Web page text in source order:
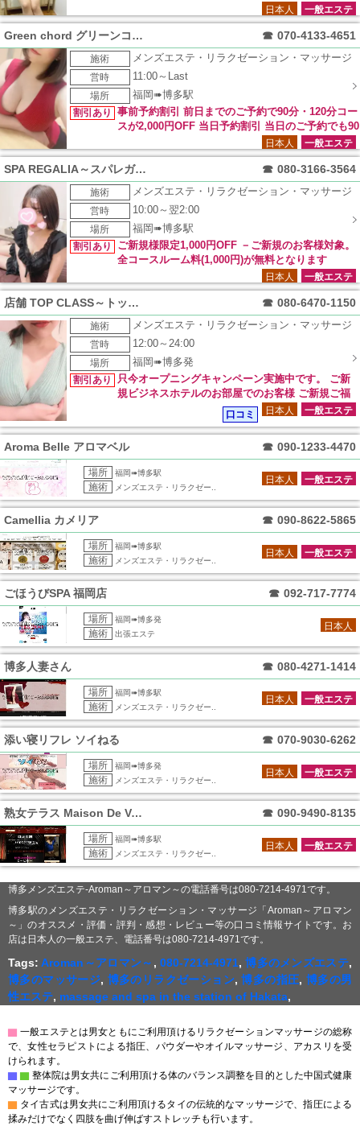
0円～ 西区、早良区、城南区 3000円～ チェンジ 3000円 キャ
ンセル 3000円交通費
一般エステ
日本人
Green chord グリーンコード ☎ 070-4133-4651
施術
メンズエステ・リラクゼーション・マッサージ
営時
11:00～Last
場所
福岡➠博多駅
割引あり
事前予約割引 前日までのご予約で90分・120分コー
スが2,000円OFF 当日予約割引 当日のご予約でも90
一般エステ
日本人
SPA REGALIA～スパレガリア～ ☎ 080-3166-3564
施術
メンズエステ・リラクゼーション・マッサージ
営時
10:00～翌2:00
場所
福岡➠博多駅
割引あり
ご新規様限定1,000円OFF －ご新規のお客様対象。
全コースルーム料(1,000円)が無料となります
一般エステ
日本人
店舗 TOP CLASS～トップクラス～ ☎ 080-6470-1150
施術
メンズエステ・リラクゼーション・マッサージ
営時
12:00～24:00
場所
福岡➠博多発
割引あり
只今オープニングキャンペーン実施中です。 ご新
規ビジネスホテルのお部屋でのお客様 ご新規ご福
岡市内中心部のご自宅のお客様 リピートご利用の皆様 ※通常
一般エステ
日本人
口コミ
Aroma Belle アロマベル ☎ 090-1233-4470
場所 福岡➠博多駅
施術 メンズエステ・リラクゼー..
一般エステ
日本人
Camellia カメリア ☎ 090-8622-5865
場所 福岡➠博多駅
施術 メンズエステ・リラクゼー..
一般エステ
日本人
ごほうびSPA 福岡店 ☎ 092-717-7774
場所 福岡➠博多発
施術 出張エステ
日本人
博多人妻さん ☎ 080-4271-1414
場所 福岡➠博多駅
施術 メンズエステ・リラクゼー..
一般エステ
日本人
添い寝リフレ ソイねる ☎ 070-9030-6262
場所 福岡➠博多発
施術 メンズエステ・リラクゼー..
一般エステ
日本人
熟女テラス Maison De Voce ☎ 090-9490-8135
場所 福岡➠博多駅
施術 メンズエステ・リラクゼー..
一般エステ
日本人
博多メンズエステ-Aroman～アロマン～の電話番号は080-7214-4971です。
博多駅のメンズエステ・リラクゼーション・マッサージ「Aroman～アロマン
～」のオススメ・評価・評判・感想・レビュー等の口コミ情報サイトです。お
店は日本人の一般エステ、電話番号は080-7214-4971です。
Tags: Aroman～アロマン～ , 080-7214-4971,博多のメンズエステ,
博多のマッサージ, 博多のリラクゼーション,博多の指圧, 博多の男
性エステ, massage and spa in the station of Hakata,
▇ 一般エステとは男女ともにご利用頂けるリラクゼーションマッサージの総称
で、女性セラピストによる指圧、パウダーやオイルマッサージ、アカスリを受
けられます。
▇ ▇ 整体院は男女共にご利用頂ける体のバランス調整を目的とした中国式健康
マッサージです。
▇ タイ古式は男女共にご利用頂けるタイの伝統的なマッサージで、指圧による
揉みだけでなく四肢を曲げ伸ばすストレッチも行います。